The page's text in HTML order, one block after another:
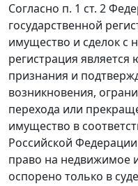
Согласно п. 1 ст. 2
государственной
имущество и сделок с
регистрация
признания и
возникновения,
перехода или
имущество в
Российской
право на недвижимое
оспорено только в